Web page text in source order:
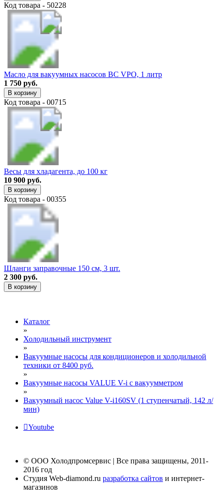
Код товара - 50228
Масло для вакуумных насосов BC VPO, 1 литр
1 750 руб.
В корзину
Код товара - 00715
Весы для хладагента, до 100 кг
10 900 руб.
В корзину
Код товара - 00355
Шланги заправочные 150 см, 3 шт.
2 300 руб.
В корзину
Каталог
»
Холодильный инструмент
»
Вакуумные насосы для кондиционеров и холодильной
техники от 8400 руб.
»
Вакуумные насосы VALUE V-i с вакуумметром
»
Вакуумный насос Value V-i160SV (1 ступенчатый, 142 л/
мин)
Youtube
© ООО Холодпромсервис | Все права защищены, 2011-
2016 год
Студия Web-diamond.ru разработка сайтов и интернет-
магазинов